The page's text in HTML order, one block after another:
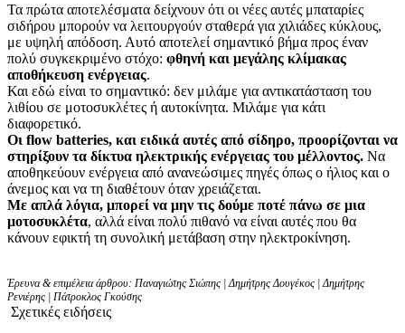
Τα πρώτα αποτελέσματα δείχνουν ότι οι νέες αυτές μπαταρίες
σιδήρου μπορούν να λειτουργούν σταθερά για χιλιάδες κύκλους,
με υψηλή απόδοση. Αυτό αποτελεί σημαντικό βήμα προς έναν
πολύ συγκεκριμένο στόχο: φθηνή και μεγάλης κλίμακας
αποθήκευση ενέργειας.
Και εδώ είναι το σημαντικό: δεν μιλάμε για αντικατάσταση του
λιθίου σε μοτοσυκλέτες ή αυτοκίνητα. Μιλάμε για κάτι
διαφορετικό.
Οι flow batteries, και ειδικά αυτές από σίδηρο, προορίζονται να
στηρίξουν τα δίκτυα ηλεκτρικής ενέργειας του μέλλοντος. Να
αποθηκεύουν ενέργεια από ανανεώσιμες πηγές όπως ο ήλιος και ο
άνεμος και να τη διαθέτουν όταν χρειάζεται.
Με απλά λόγια, μπορεί να μην τις δούμε ποτέ πάνω σε μια
μοτοσυκλέτα, αλλά είναι πολύ πιθανό να είναι αυτές που θα
κάνουν εφικτή τη συνολική μετάβαση στην ηλεκτροκίνηση.
Έρευνα & επιμέλεια άρθρου: Παναγιώτης Σιώπης | Δημήτρης Δουγέκος | Δημήτρης
Ρενιέρης | Πάτροκλος Γκούσης
Σχετικές ειδήσεις